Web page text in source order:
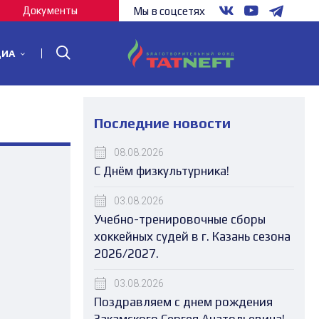
Документы Мы в соцсетях
Последние новости
08.08.2026
С Днём физкультурника!
03.08.2026
Учебно-тренировочные сборы
хоккейных судей в г. Казань сезона
2026/2027.
03.08.2026
Поздравляем с днем рождения